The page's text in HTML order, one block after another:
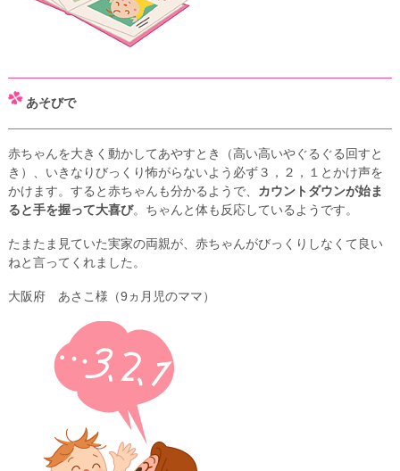
あそびで
赤ちゃんを大きく動かしてあやすとき（高い高いやぐるぐる回すと
き）、いきなりびっくり怖がらないよう必ず３，２，１とかけ声を
かけます。すると赤ちゃんも分かるようで、 カウントダウンが始ま
ると手を握って大喜び。ちゃんと体も反応しているようです。
たまたま見ていた実家の両親が、赤ちゃんがびっくりしなくて良い
ねと言ってくれました。
大阪府 あさこ様（9ヵ月児のママ）